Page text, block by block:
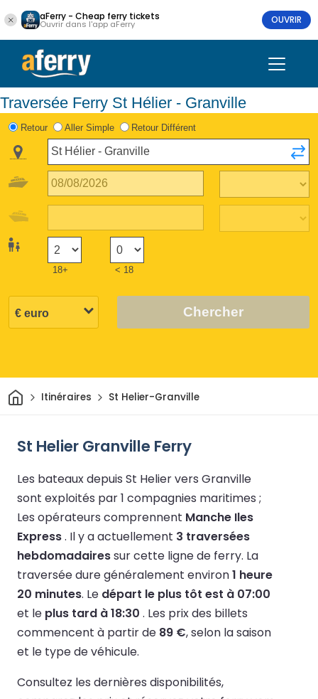
aFerry - Cheap ferry tickets
Ouvrir dans l'app aFerry OUVRIR
Traversée Ferry St Hélier - Granville
Retour Aller Simple Retour Différent
18+ < 18
Chercher
Maison
Itinéraires St Helier-Granville
St Helier Granville Ferry
Les bateaux depuis St Helier vers Granville
sont exploités par 1 compagnies maritimes ;
Les opérateurs comprennent Manche Iles
Express. Il y a actuellement 3 traversées
hebdomadairessur cette ligne de ferry. La
traversée dure généralement environ1 heure
20 minutes. Le départ le plus tôt est à 07:00
et le plus tard à 18:30 . Les prix des billets
commencent à partir de 89 €, selon la saison
et le type de véhicule.
Consultez les dernières disponibilités,